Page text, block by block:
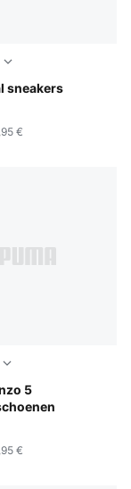
sneakers
PUMA Black
€
5
PUMA White
€